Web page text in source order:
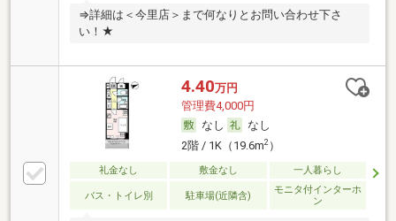
⇒詳細は＜今里店＞まで何なりとお問い合わせ下さ
い！★
4.40万円
管理費4,000円
なし
なし
2階 / 1K（19.6m2）
礼金なし 敷金なし 一人暮らし
バス・トイレ別 駐車場(近隣含)
モニタ付インターホ
ン